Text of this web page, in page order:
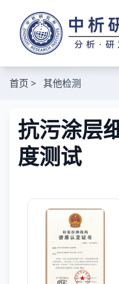
首页 > 其他检测
抗污涂层
度测试